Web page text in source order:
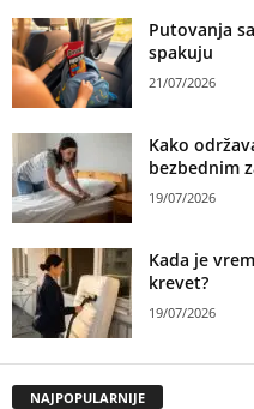
Putovanja
spakuju
21/07/2026
Kako
bezbednim
19/07/2026
Kada je
krevet?
19/07/2026
NAJPOPULARNIJE